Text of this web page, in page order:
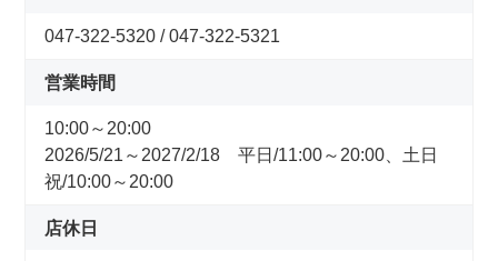
製品情報
オリジナルブランド一覧
日本代理店ブランド一覧
あさひのサービス
047-322-5320 / 047-322-5321
営業時間
10:00～20:00
2026/5/21～2027/2/18 平日/11:00～20:00、土日
祝/10:00～20:00
店休日